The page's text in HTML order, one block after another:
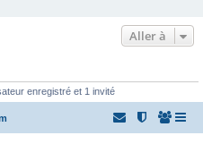
Aller à
enregistré et 1 invité